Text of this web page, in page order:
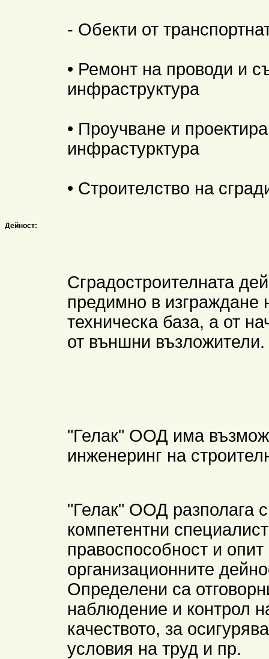
Дейност:
- Обекти от
• Ремонт на проводи и
инфраструктура
• Проучване и
инфрастурктура
• Строителство на
Сградостроителната
предимно в изграждане
техническа база, а от
от външни възложители.
"Гелак" ООД има
инженеринг на
"Гелак" ООД разполага
компетентни
правоспособност и
организационните
Определени са
наблюдение и контрол
качеството, за
условия на труд и пр.